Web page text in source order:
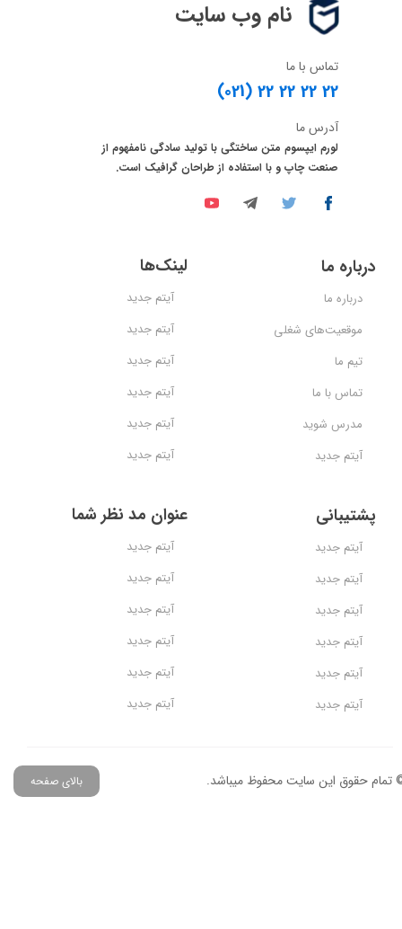
نام وب سایت
تماس با ما
(021) 22 22 22 22
آدرس ما
لورم ایپسوم متن ساختگی با تولید سادگی نامفهوم از
صنعت چاپ و با استفاده از طراحان گرافیک است.
درباره ما
موقعیت‌های شغلی
تیم ما
تماس با ما
مدرس شوید
آیتم جدید
درباره ما لینک‌ها
آیتم جدید
آیتم جدید
آیتم جدید
آیتم جدید
آیتم جدید
آیتم جدید
عنوان مد نظر شما
آیتم جدید
آیتم جدید
آیتم جدید
آیتم جدید
آیتم جدید
آیتم جدید
پشتیبانی
آیتم جدید
آیتم جدید
آیتم جدید
آیتم جدید
آیتم جدید
آیتم جدید
تمام حقوق این سایت محفوظ میباشد. بالای صفحه